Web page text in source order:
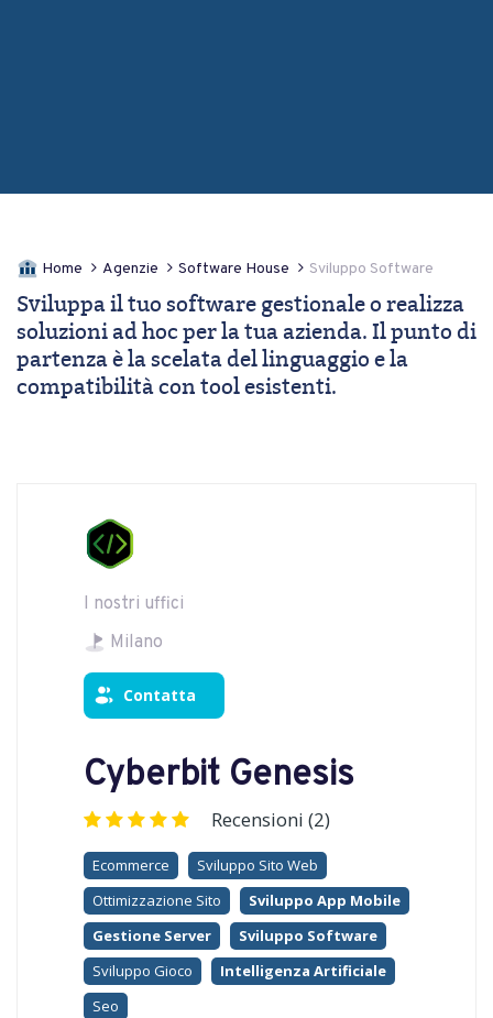
Home Agenzie Software House Sviluppo Software
Sviluppa il tuo software gestionale o realizza
soluzioni ad hoc per la tua azienda. Il punto di
partenza è la scelata del linguaggio e la
compatibilità con tool esistenti.
I nostri uffici
Milano
Contatta
Cyberbit Genesis
Recensioni (2)
Ecommerce
Sviluppo Sito Web
Ottimizzazione Sito
Sviluppo App Mobile
Gestione Server
Sviluppo Software
Sviluppo Gioco
Intelligenza Artificiale
Seo